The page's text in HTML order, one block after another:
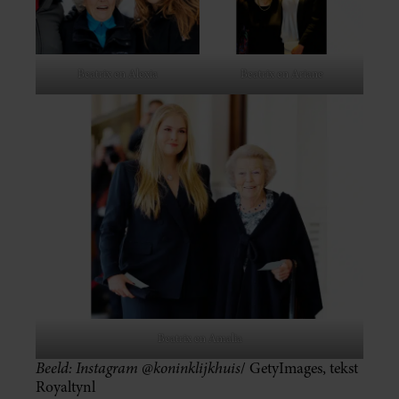
Beatrix en Alexia Beatrix en Ariane
Beatrix en Amalia
Beeld: Instagram @koninklijkhuis/ GetyImages, tekst
Royaltynl